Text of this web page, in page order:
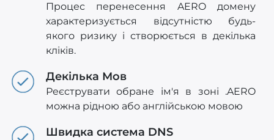
Процес перенесення AERO домену
характеризується відсутністю будь-
якого ризику і створюється в декілька
кліків.
Декілька Мов
Реєструвати обране ім'я в зоні .AERO
можна рідною або англійською мовою
Швидка система DNS